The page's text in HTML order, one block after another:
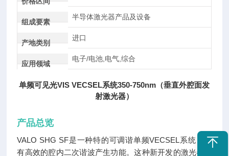
组成要素
半导体激光器产品及设备
产地类别
进口
应用领域
电子/电池,电气,综合
单频可见光VIS VECSEL系统350-750nm（垂直外腔面发
射激光器）
产品总览
VALO SHG SF是一种特的可调谐单频VECSEL系统，具
有高效的腔内二次谐波产生功能。这种新开发的激光器目